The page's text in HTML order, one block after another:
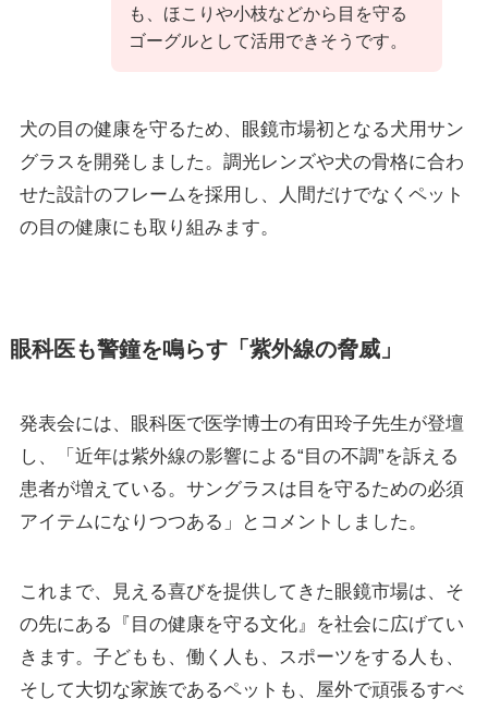
も、ほこりや小枝などから目を守る
ゴーグルとして活用できそうです。
犬の目の健康を守るため、眼鏡市場初となる犬用サン
グラスを開発しました。調光レンズや犬の骨格に合わ
せた設計のフレームを採用し、人間だけでなくペット
の目の健康にも取り組みます。
眼科医も警鐘を鳴らす「紫外線の脅威」
発表会には、眼科医で医学博士の有田玲子先生が登壇
し、「近年は紫外線の影響による“目の不調”を訴える
患者が増えている。サングラスは目を守るための必須
アイテムになりつつある」とコメントしました。
これまで、見える喜びを提供してきた眼鏡市場は、そ
の先にある『目の健康を守る文化』を社会に広げてい
きます。子どもも、働く人も、スポーツをする人も、
そして大切な家族であるペットも、屋外で頑張るすべ